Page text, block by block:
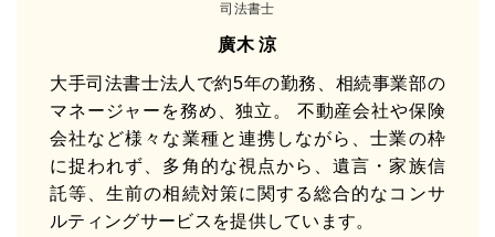
司法書士
廣木 涼
大手司法書士法人で約5年の勤務、相続事業部の
マネージャーを務め、独立。 不動産会社や保険
会社など様々な業種と連携しながら、士業の枠
に捉われず、多角的な視点から、遺言・家族信
託等、生前の相続対策に関する総合的なコンサ
ルティングサービスを提供しています。